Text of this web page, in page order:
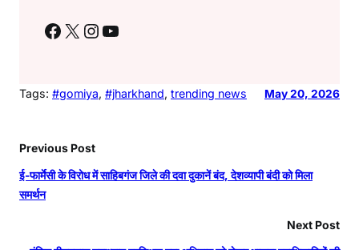
Facebook X Instagram YouTube
Tags: #gomiya, #jharkhand, trending news May 20, 2026
Previous Post
ई-फार्मेसी के विरोध में साहिबगंज जिले की दवा दुकानें बंद, देशव्यापी बंदी को मिला
समर्थन
Next Post